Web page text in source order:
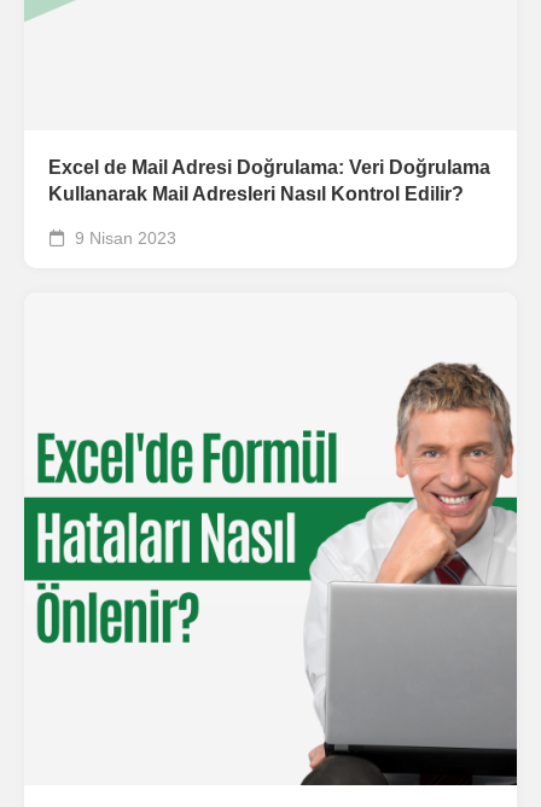
Excel de Mail Adresi Doğrulama: Veri Doğrulama
Kullanarak Mail Adresleri Nasıl Kontrol Edilir?
9 Nisan 2023